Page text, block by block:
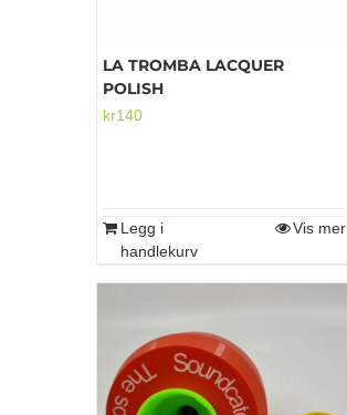
LA TROMBA LACQUER
POLISH
kr140
Legg i
handlekurv
Vis mer